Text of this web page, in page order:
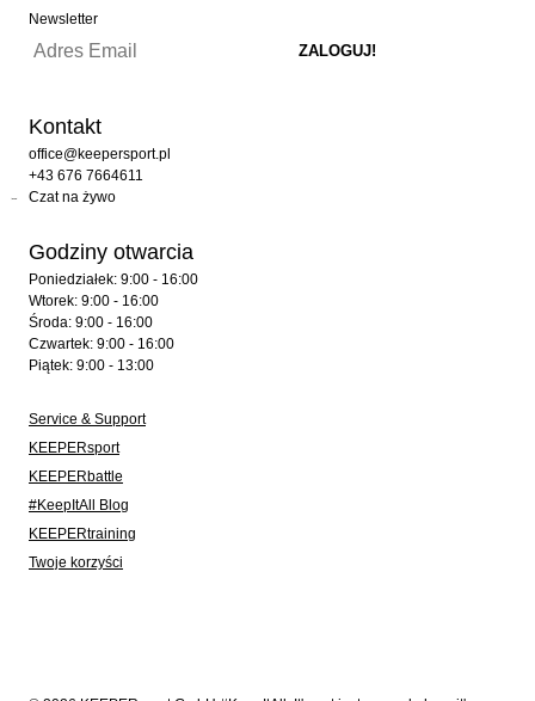
Newsletter
Kontakt
office@keepersport.pl
+43 676 7664611
Czat na żywo
Godziny otwarcia
Poniedziałek: 9:00 - 16:00
Wtorek: 9:00 - 16:00
Środa: 9:00 - 16:00
Czwartek: 9:00 - 16:00
Piątek: 9:00 - 13:00
Service & Support
KEEPERsport
KEEPERbattle
#KeepItAll Blog
KEEPERtraining
Twoje korzyści